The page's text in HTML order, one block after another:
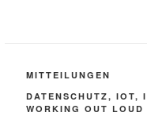
KATEGORIEN
MITTEILUNGEN
SCHLAGWÖRTER
DATENSCHUTZ,IOT,
WORKING OUT LOUD